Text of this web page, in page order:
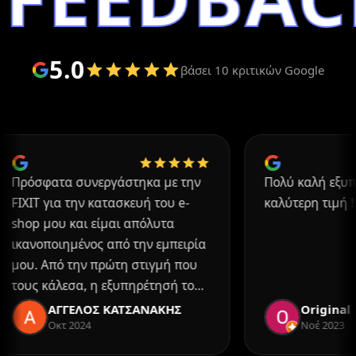
5.0 βάσει 10 κριτικών Google
συνεργάστηκα με την
την κατασκευή του e-
και είμαι απόλυτα
από την εμπειρία
την πρώτη στιγμή που
η εξυπηρέτησή τους
και πολύ
Δεν προσπάθησαν να
ΚΑΤΣΑΝΑΚΗΣ
2024
Πολύ καλή
καλύτερη τιμή !!!!
Original
Νοέ 2023